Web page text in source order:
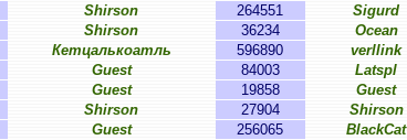
Shirson 264551 Sigurd
Shirson 36234 Ocean
Кетцалькоатль 596890 verllink
Guest 84003 Latspl
Guest 19858 Guest
Shirson 27904 Shirson
Guest 256065 BlackCat